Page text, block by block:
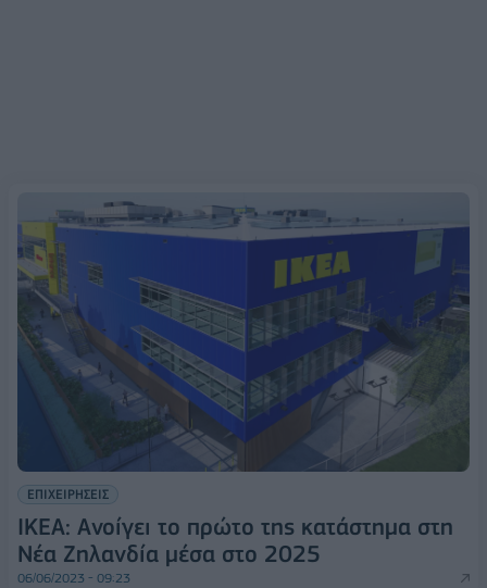
ΕΠΙΧΕΙΡΗΣΕΙΣ
ΙΚΕΑ: Ανοίγει το πρώτο της κατάστημα στη
Νέα Ζηλανδία μέσα στο 2025
06/06/2023 - 09:23